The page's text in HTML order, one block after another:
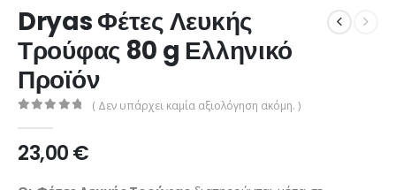
Dryas Φέτες Λευκής
Τρούφας 80 g Ελληνικό
Προϊόν
( Δεν υπάρχει καμία αξιολόγηση ακόμη. )
23,00€